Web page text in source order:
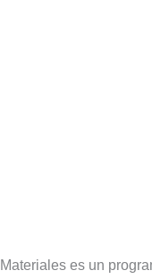
es un